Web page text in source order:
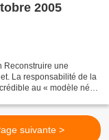
2005
Reconstruire une
La responsabilité de la
au « modèle néo-
suivante >